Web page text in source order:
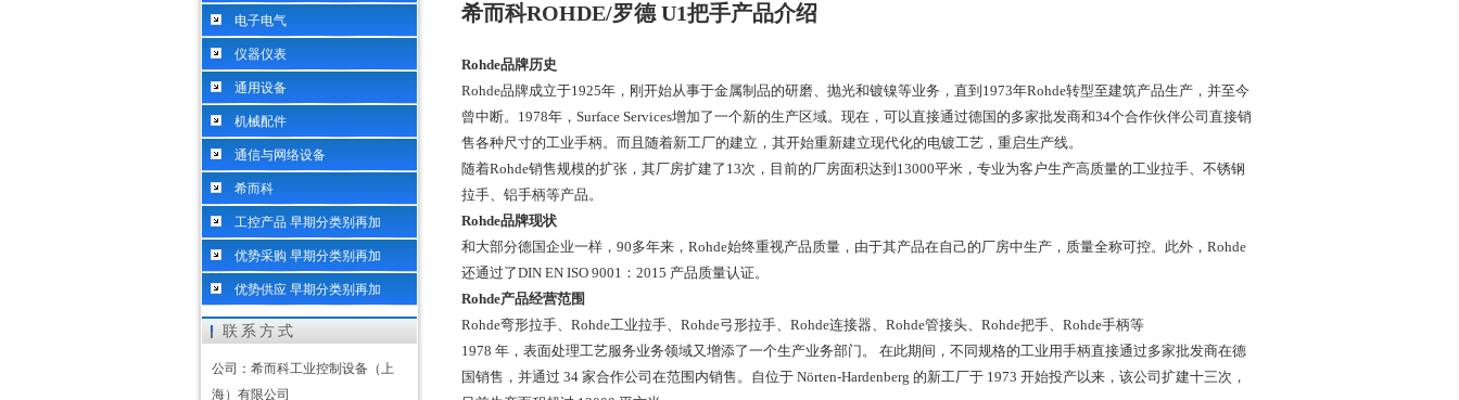
电子电气
仪器仪表
通用设备
机械配件
通信与网络设备
希而科
工控产品 早期分类别再加
优势采购 早期分类别再加
优势供应 早期分类别再加
联系方式
公司：希而科工业控制设备（上
海）有限公司
希而科ROHDE/罗德 U1把手产品介绍
Rohde品牌历史
Rohde品牌成立于1925年，刚开始从事于金属制品的研磨、抛光和镀镍等业务，直到1973年Rohde转型至建筑产品生产，并至今
曾中断。1978年，Surface Services增加了一个新的生产区域。现在，可以直接通过德国的多家批发商和34个合作伙伴公司直接销
售各种尺寸的工业手柄。而且随着新工厂的建立，其开始重新建立现代化的电镀工艺，重启生产线。
随着Rohde销售规模的扩张，其厂房扩建了13次，目前的厂房面积达到13000平米，专业为客户生产高质量的工业拉手、不锈钢
拉手、铝手柄等产品。
Rohde品牌现状
和大部分德国企业一样，90多年来，Rohde始终重视产品质量，由于其产品在自己的厂房中生产，质量全称可控。此外，Rohde
还通过了DIN EN ISO 9001：2015 产品质量认证。
Rohde产品经营范围
Rohde弯形拉手、Rohde工业拉手、Rohde弓形拉手、Rohde连接器、Rohde管接头、Rohde把手、Rohde手柄等
1978 年，表面处理工艺服务业务领域又增添了一个生产业务部门。 在此期间，不同规格的工业用手柄直接通过多家批发商在德
国销售，并通过 34 家合作公司在范围内销售。自位于 Nörten-Hardenberg 的新工厂于 1973 开始投产以来，该公司扩建十三次，